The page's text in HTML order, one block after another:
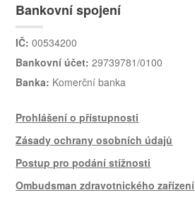
Bankovní spojení
IČ: 00534200
Bankovní účet: 29739781/0100
Banka: Komerční banka
Prohlášení o přístupnosti
Zásady ochrany osobních údajů
Postup pro podání stížnosti
Ombudsman zdravotnického zařízení